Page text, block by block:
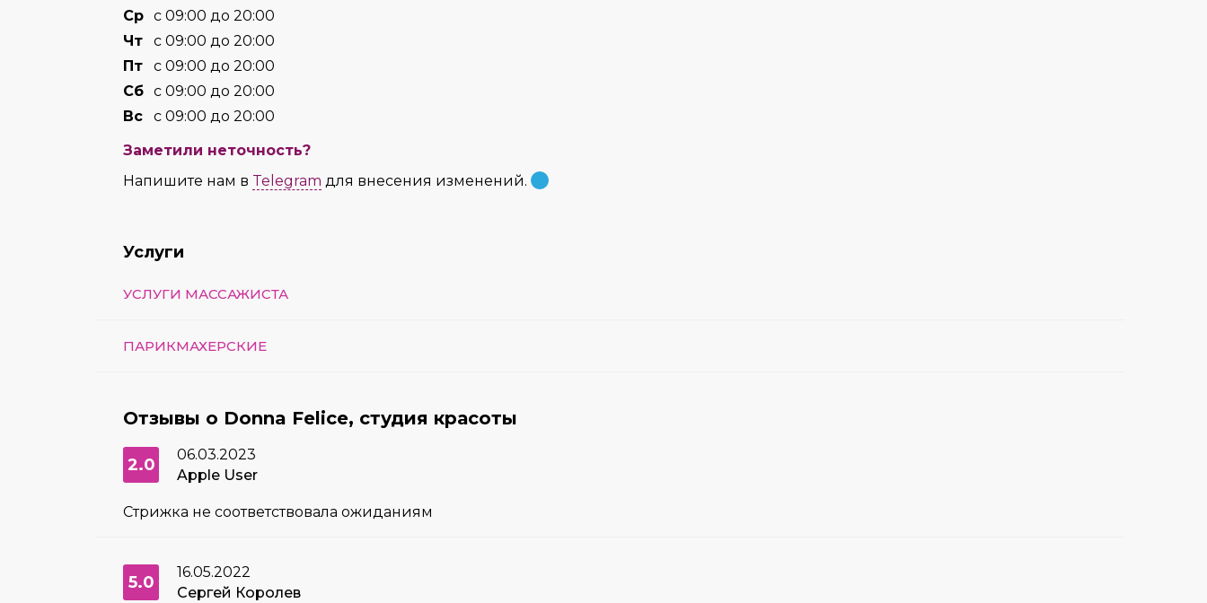
Cр с 09:00 до 20:00
Чт
с 09:00 до 20:00
Пт
с 09:00 до 20:00
Сб с 09:00 до 20:00
Вс
с 09:00 до 20:00
Заметили неточность?
Напишите нам в Telegram для внесения изменений.
Услуги
УСЛУГИ МАССАЖИСТА
ПАРИКМАХЕРСКИЕ
Отзывы о Donna Felice, студия красоты
2.0
06.03.2023
Apple User
Стрижка не соответствовала ожиданиям
5.0
16.05.2022
Сергей Королев